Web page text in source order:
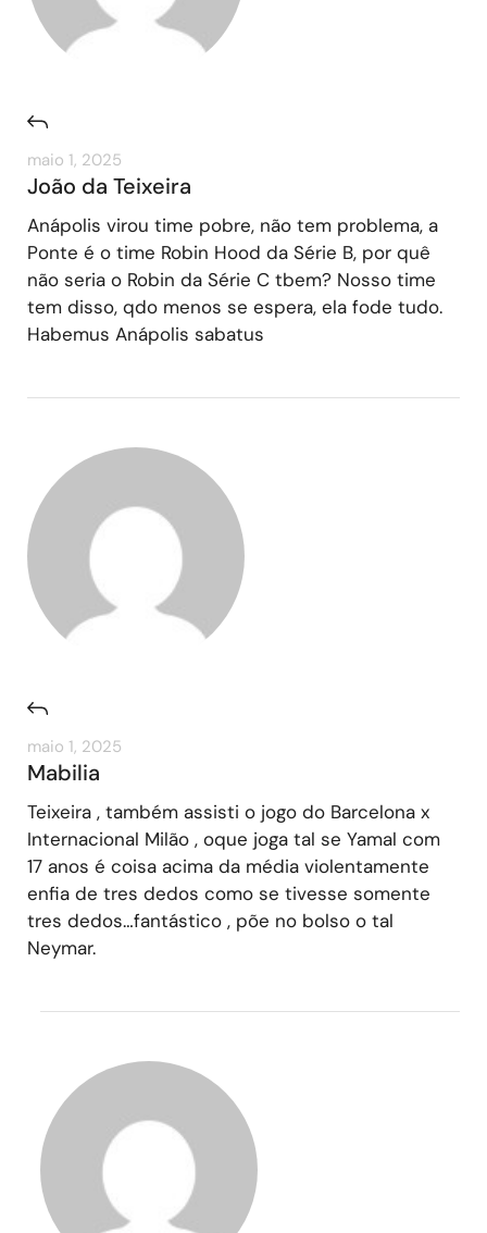
maio 1, 2025
João da Teixeira
Anápolis virou time pobre, não tem problema, a
Ponte é o time Robin Hood da Série B, por quê
não seria o Robin da Série C tbem? Nosso time
tem disso, qdo menos se espera, ela fode tudo.
Habemus Anápolis sabatus
maio 1, 2025
Mabilia
Teixeira , também assisti o jogo do Barcelona x
Internacional Milão , oque joga tal se Yamal com
17 anos é coisa acima da média violentamente
enfia de tres dedos como se tivesse somente
tres dedos…fantástico , põe no bolso o tal
Neymar.